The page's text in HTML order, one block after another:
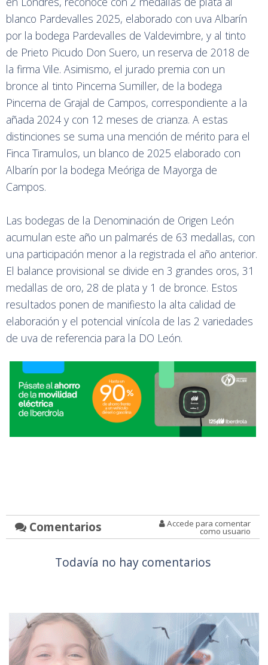
blanco Pardevalles 2025, elaborado con uva Albarín
por la bodega Pardevalles de Valdevimbre, y al tinto
de Prieto Picudo Don Suero, un reserva de 2018 de
la firma Vile. Asimismo, el jurado premia con un
bronce al tinto Pincerna Sumiller, de la bodega
Pincerna de Grajal de Campos, correspondiente a la
añada 2024 y con 12 meses de crianza. A estas
distinciones se suma una mención de mérito para el
Finca Tiramulos, un blanco de 2025 elaborado con
Albarín por la bodega Meóriga de Mayorga de
Campos.
Las bodegas de la Denominación de Origen León
acumulan este año un palmarés de 63 medallas, con
una participación menor a la registrada el año anterior.
El balance provisional se divide en 3 grandes oros, 31
medallas de oro, 28 de plata y 1 de bronce. Estos
resultados ponen de manifiesto la alta calidad de
elaboración y el potencial vinícola de las 2 variedades
de uva de referencia para la DO León.
Comentarios Accede para comentar
como usuario
Todavía no hay comentarios